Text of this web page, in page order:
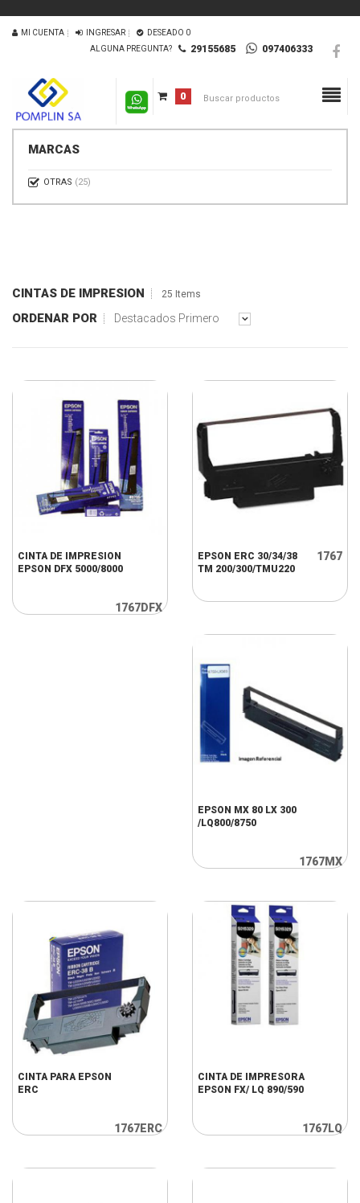
MI CUENTA INGRESAR DESEADO 0
ALGUNA PREGUNTA?
29155685 097406333
0
MARCAS
OTRAS (25)
CINTAS DE IMPRESION 25 Items
ORDENAR POR Destacados Primero
CINTA DE IMPRESION
EPSON DFX 5000/8000
1767DFX
EPSON ERC 30/34/38
TM 200/300/TMU220
1767
EPSON MX 80 LX 300
/LQ800/8750
1767MX
CINTA PARA EPSON
ERC
1767ERC
CINTA DE IMPRESORA
EPSON FX/ LQ 890/590
1767LQ